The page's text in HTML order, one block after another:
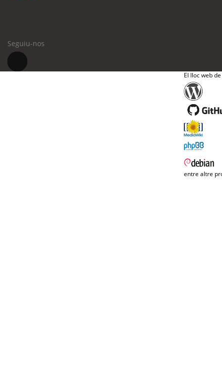
Seguiu-nos
El lloc web
entre altre